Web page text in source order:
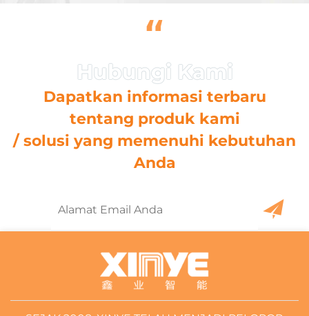
“
Dapatkan informasi terbaru
tentang produk kami
/ solusi yang memenuhi kebutuhan
Anda